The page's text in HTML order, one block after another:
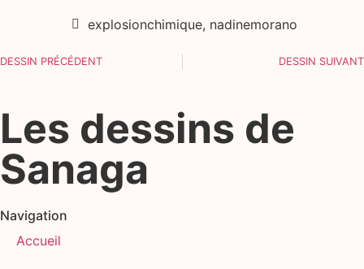
explosionchimique, nadinemorano
DESSIN PRÉCÉDENT DESSIN SUIVANT
Les dessins de
Sanaga
Navigation
Accueil